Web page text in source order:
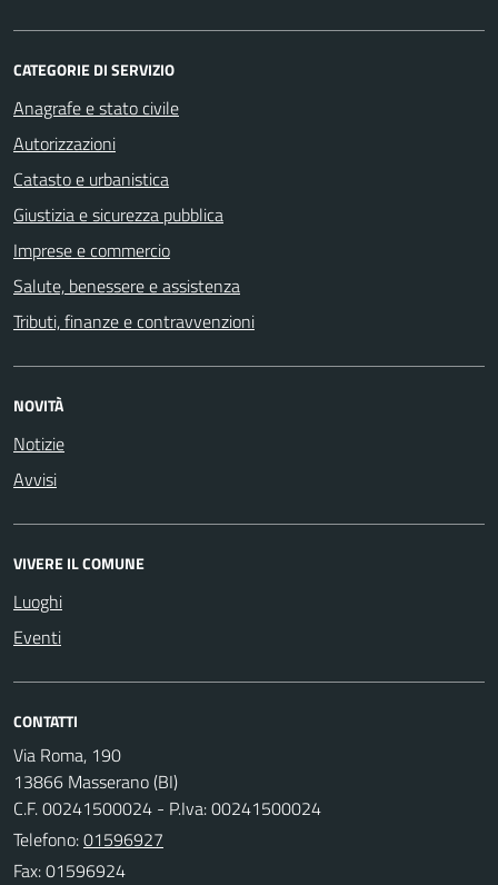
CATEGORIE DI SERVIZIO
Anagrafe e stato civile
Autorizzazioni
Catasto e urbanistica
Giustizia e sicurezza pubblica
Imprese e commercio
Salute, benessere e assistenza
Tributi, finanze e contravvenzioni
NOVITÀ
Notizie
Avvisi
VIVERE IL COMUNE
Luoghi
Eventi
CONTATTI
Via Roma, 190
13866 Masserano (BI)
C.F. 00241500024 - P.Iva: 00241500024
Telefono:01596927
Fax: 01596924